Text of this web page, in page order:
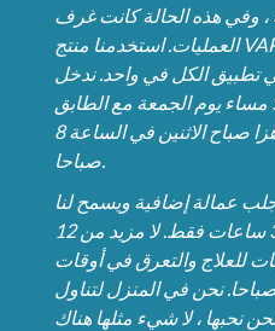
وفي هذه الحالة كانت غرف
العمليات. استخدمنا منتج VAPOR BAN™ Primer ER ،
تطبيق الكل في واحد. ندخل
المشروع في الساعة 5 مساء يوم الجمعة مع الطابق
النهائي يجب أن يكون جاهزا صباح الاثنين في الساعة 8
صباحا.
عمالة إضافية ويسمح لنا
بتثبيت ألواح الفينيل في 3 ساعات فقط. لا مزيد من 12
للعلاج والتعرق في أوقات
في الساعة 8 صباحا. نحن في المنزل لتناول